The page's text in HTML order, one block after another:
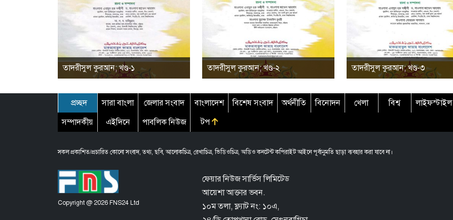
তাদরীসুল কুরআন; খণ্ড-১ তাদরীসুল কুরআন; খণ্ড-২ তাদরীসুল কুরআন; খণ্ড-৩
প্রচ্ছদ সারা বাংলা জেলার সংবাদ বাংলাদেশ বিশেষ সংবাদ অর্থনীতি বিনোদন খেলা বিশ্ব লাইফস্টাইল
সম্পাদকীয়
এইদিনে পাবলিক নিউজ টপ
সকল প্রকাশিত/প্রচারিত কোনো সংবাদ, তথ্য, ছবি, আলোকচিত্র, রেখাচিত্র, ভিডিওচিত্র, অডিও কনটেন্ট কপিরাইট আইনে পূর্বানুমতি ছাড়া ব্যবহার করা যাবে না।
Copyright @ 2026 FNS24 Ltd
ফেয়ার নিউজ সার্ভিস লিমিটেড
আয়েশা আক্তার ভবন.
১০ম তলা, ফ্ল্যাট নং: ১০এ,